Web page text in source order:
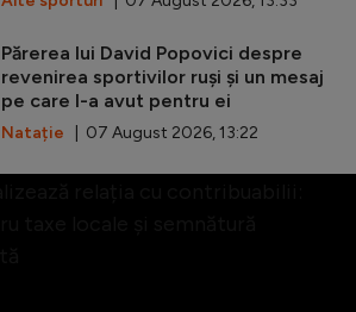
Părerea lui David Popovici despre
revenirea sportivilor ruși și un mesaj
pe care l-a avut pentru ei
Natație | 07 August 2026, 13:22